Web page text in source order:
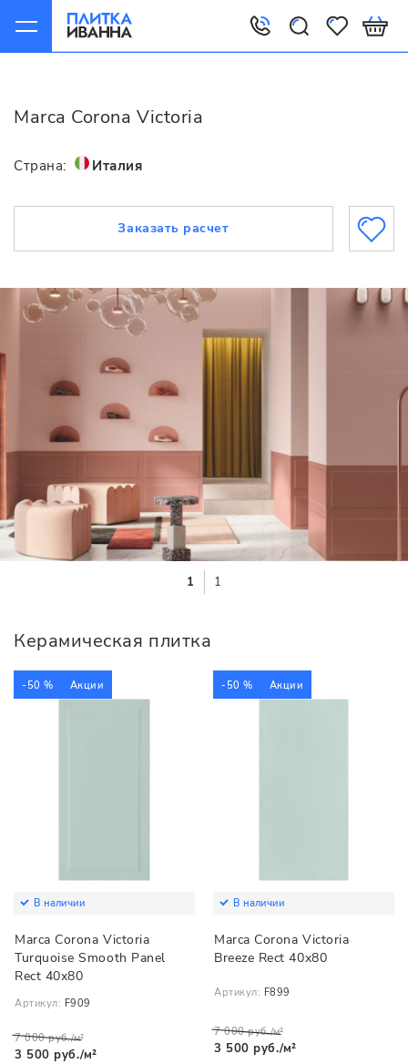
Marca Corona Victoria
Страна: Италия
Заказать расчет
1 1
Керамическая плитка
-50 % Акции
В наличии
Marca Corona Victoria
Turquoise Smooth Panel
Rect 40x80
Артикул: F909
7 000 руб./м²
3 500 руб./м²
-50 % Акции
В наличии
Marca Corona Victoria
Breeze Rect 40x80
Артикул: F899
7 000 руб./м²
3 500 руб./м²